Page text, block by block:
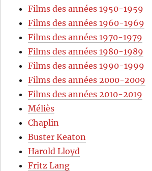
Films des années 1950-1959
Films des années 1960-1969
Films des années 1970-1979
Films des années 1980-1989
Films des années 1990-1999
Films des années 2000-2009
Films des années 2010-2019
Méliès
Chaplin
Buster Keaton
Harold Lloyd
Fritz Lang